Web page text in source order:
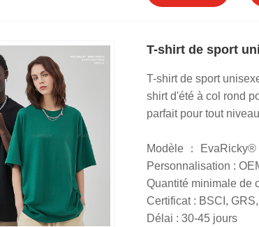
T-shirt de sport
T-shirt de sport
shirt d'été à col rond
parfait pour tout
Modèle ： EvaRicky®
Personnalisation :
Quantité minimale de
Certificat : BSCI,
Délai : 30-45 jours